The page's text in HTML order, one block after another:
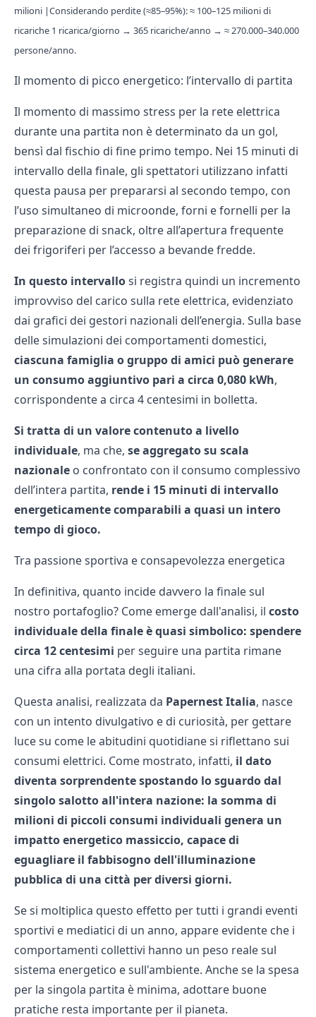
milioni |Considerando perdite (≈85–95%): ≈ 100–125 milioni di
ricariche 1 ricarica/giorno → 365 ricariche/anno → ≈ 270.000–340.000
persone/anno.
Il momento di picco energetico: l’intervallo di partita
Il momento di massimo stress per la rete elettrica
durante una partita non è determinato da un gol,
bensì dal fischio di fine primo tempo. Nei 15 minuti di
intervallo della finale, gli spettatori utilizzano infatti
questa pausa per prepararsi al secondo tempo, con
l’uso simultaneo di microonde, forni e fornelli per la
preparazione di snack, oltre all’apertura frequente
dei frigoriferi per l’accesso a bevande fredde.
In questo intervallosi registra quindi un incremento
improvviso del carico sulla rete elettrica, evidenziato
dai grafici dei gestori nazionali dell’energia. Sulla base
delle simulazioni dei comportamenti domestici,
ciascuna famiglia o gruppo di amici può generare
un consumo aggiuntivo pari a circa 0,080 kWh,
corrispondente a circa 4 centesimi in bolletta.
Si tratta di un valore contenuto a livello
individuale, ma che, se aggregato su scala
nazionale o confrontato con il consumo complessivo
dell’intera partita, rende i 15 minuti di intervallo
energeticamente comparabili a quasi un intero
tempo di gioco.
Tra passione sportiva e consapevolezza energetica
In definitiva, quanto incide davvero la finale sul
nostro portafoglio? Come emerge dall'analisi, il costo
individuale della finale è quasi simbolico: spendere
circa 12 centesimi per seguire una partita rimane
una cifra alla portata degli italiani.
Questa analisi, realizzata da Papernest Italia, nasce
con un intento divulgativo e di curiosità, per gettare
luce su come le abitudini quotidiane si riflettano sui
consumi elettrici. Come mostrato, infatti, il dato
diventa sorprendente spostando lo sguardo dal
singolo salotto all'intera nazione: la somma di
milioni di piccoli consumi individuali genera un
impatto energetico massiccio, capace di
eguagliare il fabbisogno dell'illuminazione
pubblica di una città per diversi giorni.
Se si moltiplica questo effetto per tutti i grandi eventi
sportivi e mediatici di un anno, appare evidente che i
comportamenti collettivi hanno un peso reale sul
sistema energetico e sull'ambiente. Anche se la spesa
per la singola partita è minima, adottare buone
pratiche resta importante per il pianeta.